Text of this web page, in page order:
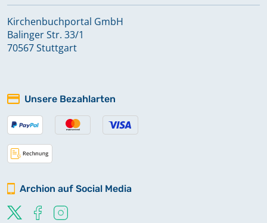
Kirchenbuchportal GmbH
Balinger Str. 33/1
70567 Stuttgart
Unsere Bezahlarten
Archion auf Social Media